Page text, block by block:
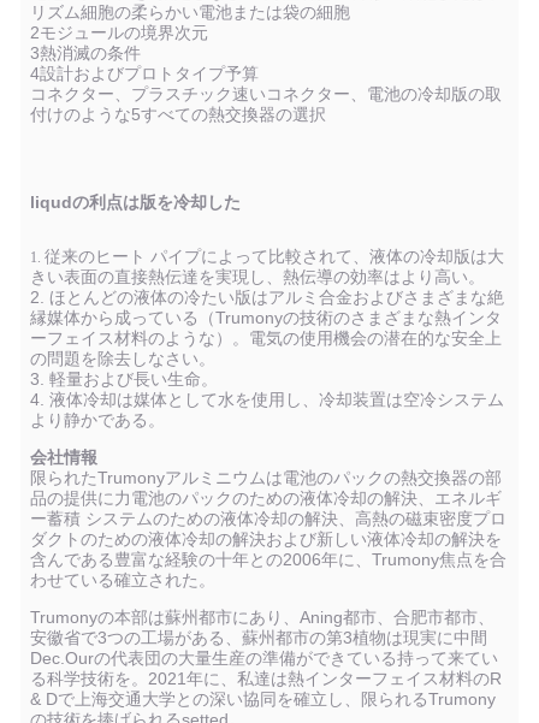
リズム細胞の柔らかい電池または袋の細胞
2モジュールの境界次元
3熱消滅の条件
4設計およびプロトタイプ予算
コネクター、プラスチック速いコネクター、電池の冷却版の取
付けのような5すべての熱交換器の選択
liqudの利点は版を冷却した
1. 従来のヒート パイプによって比較されて、液体の冷却版は大
きい表面の直接熱伝達を実現し、熱伝導の効率はより高い。
2. ほとんどの液体の冷たい版はアルミ合金およびさまざまな絶
縁媒体から成っている（Trumonyの技術のさまざまな熱インタ
ーフェイス材料のような）。電気の使用機会の潜在的な安全上
の問題を除去しなさい。
3. 軽量および長い生命。
4. 液体冷却は媒体として水を使用し、冷却装置は空冷システム
より静かである。
会社情報
限られたTrumonyアルミニウムは電池のパックの熱交換器の部
品の提供に力電池のパックのための液体冷却の解決、エネルギ
ー蓄積 システムのための液体冷却の解決、高熱の磁束密度プロ
ダクトのための液体冷却の解決および新しい液体冷却の解決を
含んである豊富な経験の十年との2006年に、Trumony焦点を合
わせている確立された。
Trumonyの本部は蘇州都市にあり、Aning都市、合肥市都市、
安徽省で3つの工場がある、蘇州都市の第3植物は現実に中間
Dec.Ourの代表団の大量生産の準備ができている持って来てい
る科学技術を。2021年に、私達は熱インターフェイス材料のR
& Dで上海交通大学との深い協同を確立し、限られるTrumony